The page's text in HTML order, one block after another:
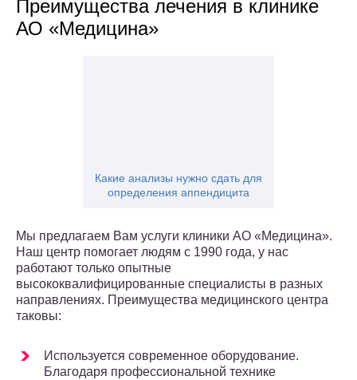
Преимущества лечения в клинике
АО «Медицина»
Какие анализы нужно сдать для
определения аппендицита
Мы предлагаем Вам услуги клиники АО «Медицина».
Наш центр помогает людям с 1990 года, у нас
работают только опытные
высококвалифицированные специалисты в разных
направлениях. Преимущества медицинского центра
таковы:
Используется современное оборудование.
Благодаря профессиональной технике